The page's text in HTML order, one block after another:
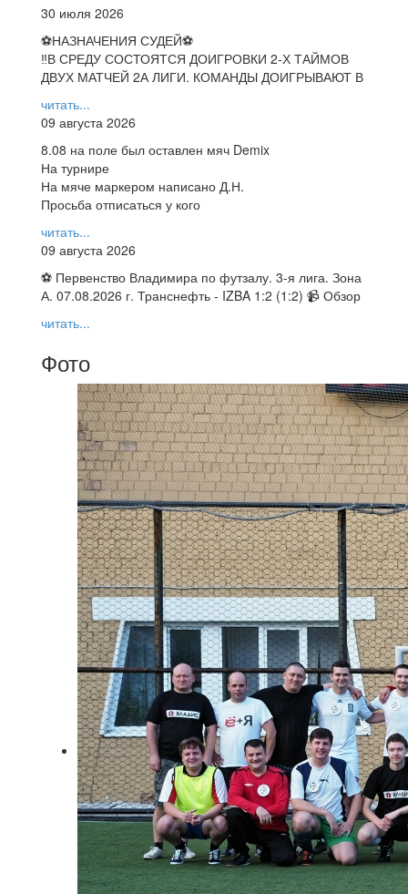
30 июля 2026
⚽НАЗНАЧЕНИЯ СУДЕЙ⚽
‼В СРЕДУ СОСТОЯТСЯ ДОИГРОВКИ 2-Х ТАЙМОВ
ДВУХ МАТЧЕЙ 2А ЛИГИ. КОМАНДЫ ДОИГРЫВАЮТ В
читать...
09 августа 2026
8.08 на поле был оставлен мяч Demix
На турнире
На мяче маркером написано Д.Н.
Просьба отписаться у кого
читать...
09 августа 2026
⚽ Первенство Владимира по футзалу. 3-я лига. Зона
А. 07.08.2026 г. Транснефть - IZBA 1:2 (1:2) 📹 Обзор
читать...
Фото